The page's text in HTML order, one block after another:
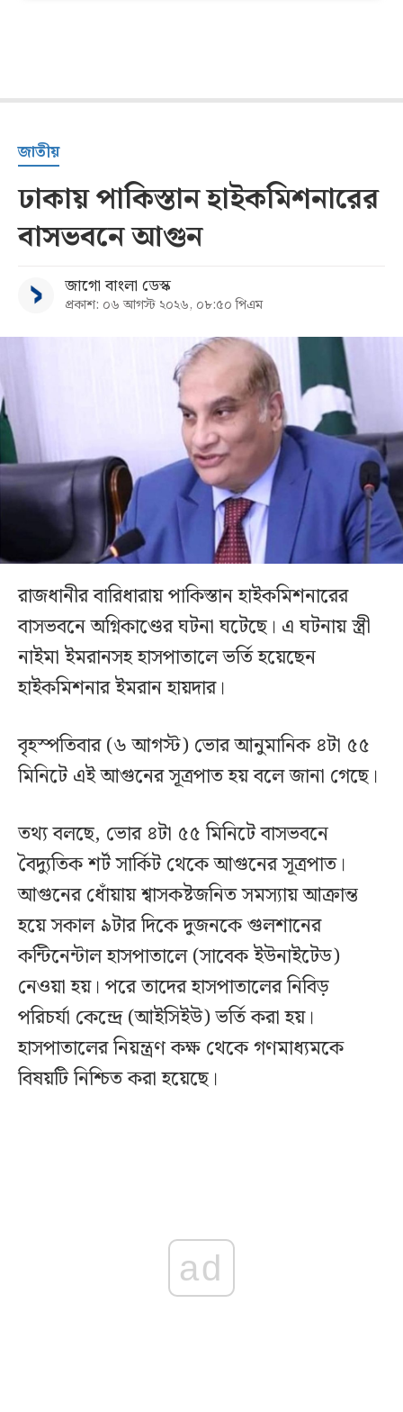
জাতীয়
ঢাকায় পাকিস্তান হাইকমিশনারের
বাসভবনে আগুন
জাগো বাংলা ডেস্ক
প্রকাশ: ০৬ আগস্ট ২০২৬, ০৮:৫০ পিএম
রাজধানীর বারিধারায় পাকিস্তান হাইকমিশনারের
বাসভবনে অগ্নিকাণ্ডের ঘটনা ঘটেছে। এ ঘটনায় স্ত্রী
নাইমা ইমরানসহ হাসপাতালে ভর্তি হয়েছেন
হাইকমিশনার ইমরান হায়দার।
বৃহস্পতিবার (৬ আগস্ট) ভোর আনুমানিক ৪টা ৫৫
মিনিটে এই আগুনের সূত্রপাত হয় বলে জানা গেছে।
তথ্য বলছে, ভোর ৪টা ৫৫ মিনিটে বাসভবনে
বৈদ্যুতিক শর্ট সার্কিট থেকে আগুনের সূত্রপাত।
আগুনের ধোঁয়ায় শ্বাসকষ্টজনিত সমস্যায় আক্রান্ত
হয়ে সকাল ৯টার দিকে দুজনকে গুলশানের
কন্টিনেন্টাল হাসপাতালে (সাবেক ইউনাইটেড)
নেওয়া হয়। পরে তাদের হাসপাতালের নিবিড়
পরিচর্যা কেন্দ্রে (আইসিইউ) ভর্তি করা হয়।
হাসপাতালের নিয়ন্ত্রণ কক্ষ থেকে গণমাধ্যমকে
বিষয়টি নিশ্চিত করা হয়েছে।
ad